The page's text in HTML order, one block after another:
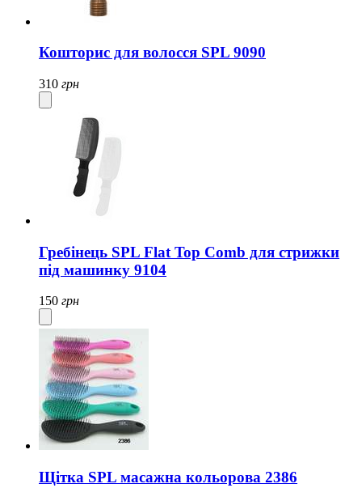
Кошторис для волосся SPL 9090
310 грн
Гребінець SPL Flat Top Comb для стрижки
під машинку 9104
150 грн
Щітка SPL масажна кольорова 2386